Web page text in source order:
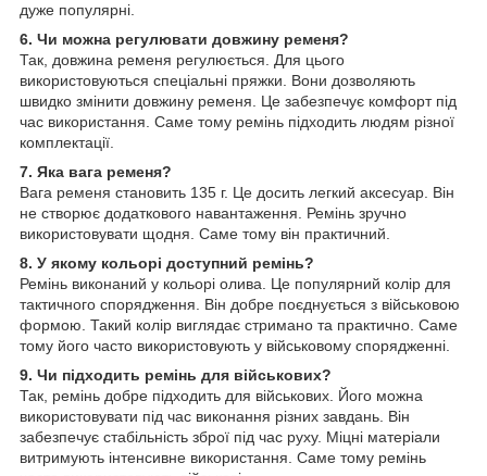
дуже популярні.
6. Чи можна регулювати довжину ременя?
Так, довжина ременя регулюється. Для цього
використовуються спеціальні пряжки. Вони дозволяють
швидко змінити довжину ременя. Це забезпечує комфорт під
час використання. Саме тому ремінь підходить людям різної
комплектації.
7. Яка вага ременя?
Вага ременя становить 135 г. Це досить легкий аксесуар. Він
не створює додаткового навантаження. Ремінь зручно
використовувати щодня. Саме тому він практичний.
8. У якому кольорі доступний ремінь?
Ремінь виконаний у кольорі олива. Це популярний колір для
тактичного спорядження. Він добре поєднується з військовою
формою. Такий колір виглядає стримано та практично. Саме
тому його часто використовують у військовому спорядженні.
9. Чи підходить ремінь для військових?
Так, ремінь добре підходить для військових. Його можна
використовувати під час виконання різних завдань. Він
забезпечує стабільність зброї під час руху. Міцні матеріали
витримують інтенсивне використання. Саме тому ремінь